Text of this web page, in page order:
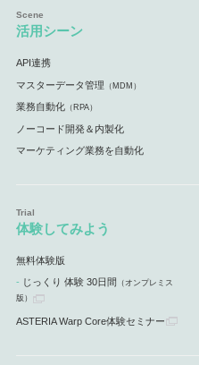
活用シーン
API連携
マスターデータ管理 （MDM）
業務自動化（RPA）
ノーコード開発＆内製化
マーケティング業務を自動化
体験してみよう
無料体験版
じっくり 体験 30日間 （オンプレミス
版）
ASTERIA Warp Core体験セミナー